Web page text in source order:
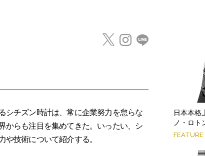
シチズン時計は、常に企業努力を怠らな
からも注目を集めてきた。いったい、シ
技術について紹介する。
日本本格
ノ・ロト
FEATURE